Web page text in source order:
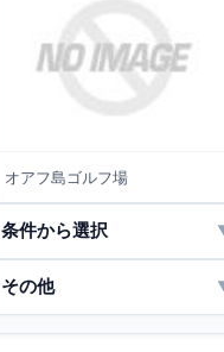
オアフ島ゴルフ場
条件から選択
その他